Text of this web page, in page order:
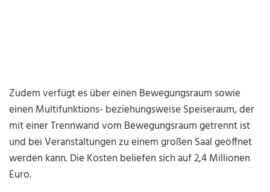
Zudem verfügt es über einen Bewegungsraum sowie
einen Multifunktions- beziehungsweise Speiseraum, der
mit einer Trennwand vom Bewegungsraum getrennt ist
und bei Veranstaltungen zu einem großen Saal geöffnet
werden kann. Die Kosten beliefen sich auf 2,4 Millionen
Euro.